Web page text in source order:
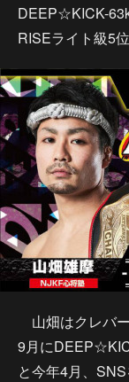
DEEP☆KICK-
RISEライト級5
山畑はクレバ
9月に
と今年4月、